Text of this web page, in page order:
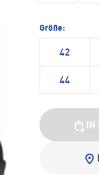
Größe:
42
44